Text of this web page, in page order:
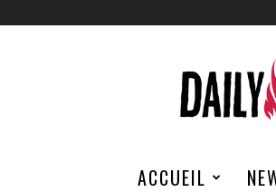
ACCUEIL